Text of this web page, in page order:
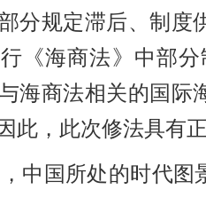
分规定滞后、制度
《海商法》中部
海商法相关的国际
此，此次修法具有
中国所处的时代